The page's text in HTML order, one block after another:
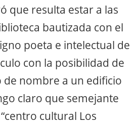
que resulta estar a las
bautizada con el
poeta e intelectual de
con la posibilidad de
nombre a un edificio
claro que semejante
cultural Los